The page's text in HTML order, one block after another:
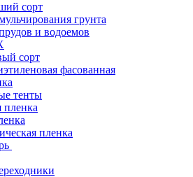
сорт
грунта
и водоемов
сорт
фасованная
тенты
пленка
пленка